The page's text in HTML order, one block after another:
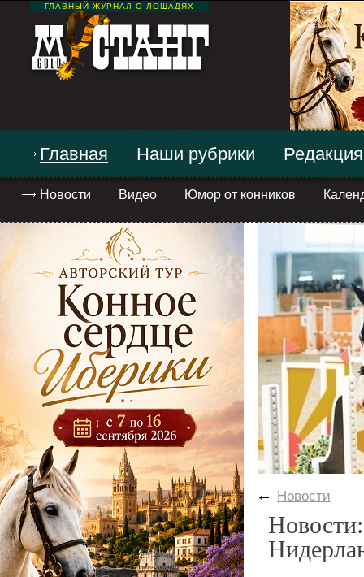
ГЛАВНЫЙ ЖУРНАЛ О ЛОШАДЯХ
Главная
Новости Видео Юмор от конников
Наши рубрики Редакция
← Новости